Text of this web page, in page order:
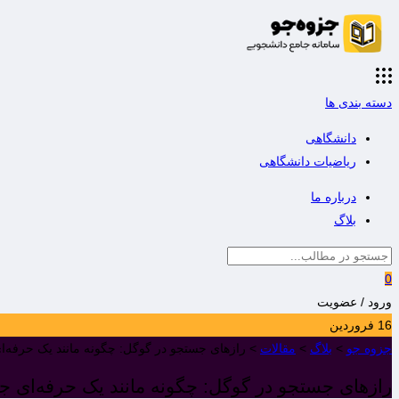
دسته بندی ها
دانشگاهی
ریاضیات دانشگاهی
درباره ما
بلاگ
0
ورود / عضویت
16 فروردین
جزوه جو > بلاگ > مقالات > رازهای جستجو در گوگل: چگونه مانند یک
رازهای جستجو در گوگل: چگونه مانند یک حرفه‌ای